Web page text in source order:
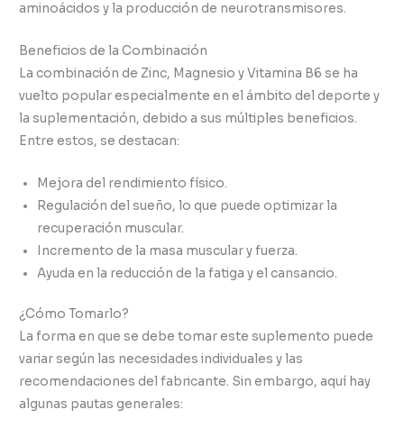
aminoácidos y la producción de neurotransmisores.
Beneficios de la Combinación
La combinación de Zinc, Magnesio y Vitamina B6 se ha
vuelto popular especialmente en el ámbito del deporte y
la suplementación, debido a sus múltiples beneficios.
Entre estos, se destacan:
Mejora del rendimiento físico.
Regulación del sueño, lo que puede optimizar la
recuperación muscular.
Incremento de la masa muscular y fuerza.
Ayuda en la reducción de la fatiga y el cansancio.
¿Cómo Tomarlo?
La forma en que se debe tomar este suplemento puede
variar según las necesidades individuales y las
recomendaciones del fabricante. Sin embargo, aquí hay
algunas pautas generales: